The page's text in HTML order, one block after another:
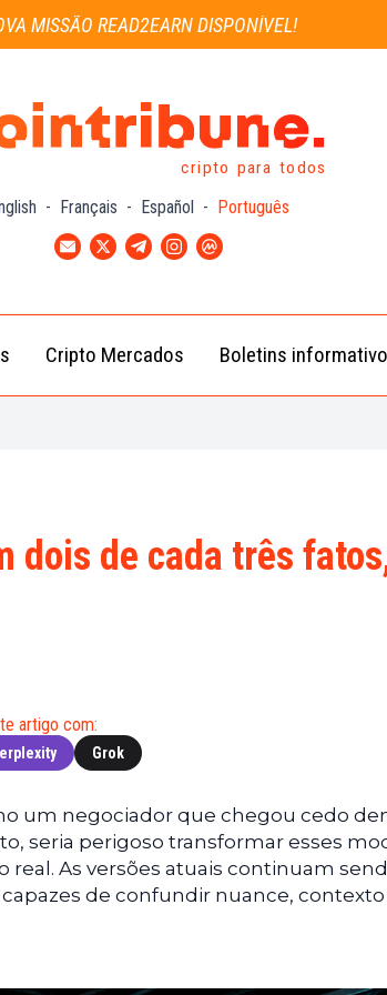
MISSÃO READ2EARN DISPONÍVEL!
cripto para todos
- Français - Español - Português
Notícias
Cripto
Notícias
Web3
Cripto Mercados
(BTC)
XRP
(XRP)
Boletins
dois de cada três
artigo com:
Grok
um negociador que chegou cedo
seria perigoso transformar esses
As versões atuais continuam
de confundir nuance, contexto